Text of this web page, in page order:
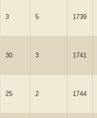
3 5 1739
30 3 1741
25 2 1744